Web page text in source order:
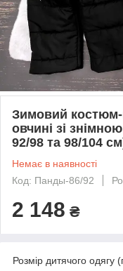
Зимовий костюм-
овчині зі
92/98 та 98/104
Немає в наявності
Код: Панды-86/92
2 148 ₴
Розмір дитячого одягу